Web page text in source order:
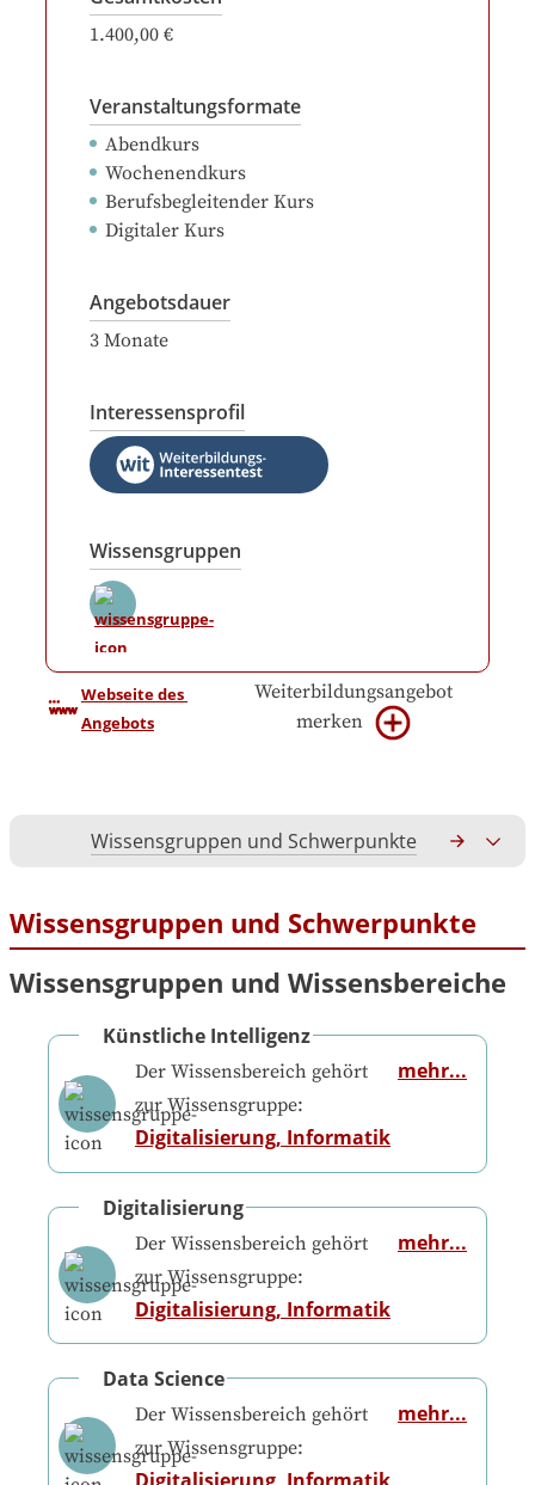
1.400,00 €
Veranstaltungsformate
Abendkurs
Wochenendkurs
Berufsbegleitender Kurs
Digitaler Kurs
Angebotsdauer
3 Monate
Interessensprofil
Wissensgruppen
Webseite des
Angebots
Weiterbildungsangebot
merken
Wissensgruppen und Schwerpunkte
Wissensgruppen und Schwerpunkte
Wissensgruppen und Wissensbereiche
Künstliche Intelligenz
Der Wissensbereich gehört
zur Wissensgruppe:
Digitalisierung, Informatik
mehr...
Digitalisierung
Der Wissensbereich gehört
zur Wissensgruppe:
Digitalisierung, Informatik
mehr...
Data Science
Der Wissensbereich gehört
zur Wissensgruppe:
mehr...